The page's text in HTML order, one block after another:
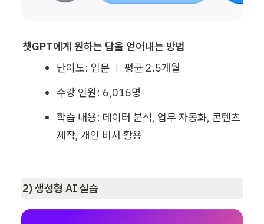
챗GPT에게 원하는 답을 얻어내는 방법
난이도: 입문 ｜ 평균 2.5개월
수강 인원: 6,016명
학습 내용: 데이터 분석, 업무 자동화, 콘텐츠
제작, 개인 비서 활용
2) 생성형 AI 실습